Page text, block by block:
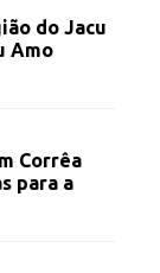
do Jacu
Amo
Corrêa
para a